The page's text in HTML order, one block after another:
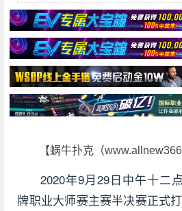
【蜗牛扑克（
2020年9月29日中午十二
牌职业大师赛主赛半决赛正式